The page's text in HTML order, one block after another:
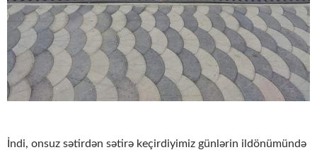
İndi, onsuz sətirdən sətirə keçirdiyimiz günlərin ildönümündə